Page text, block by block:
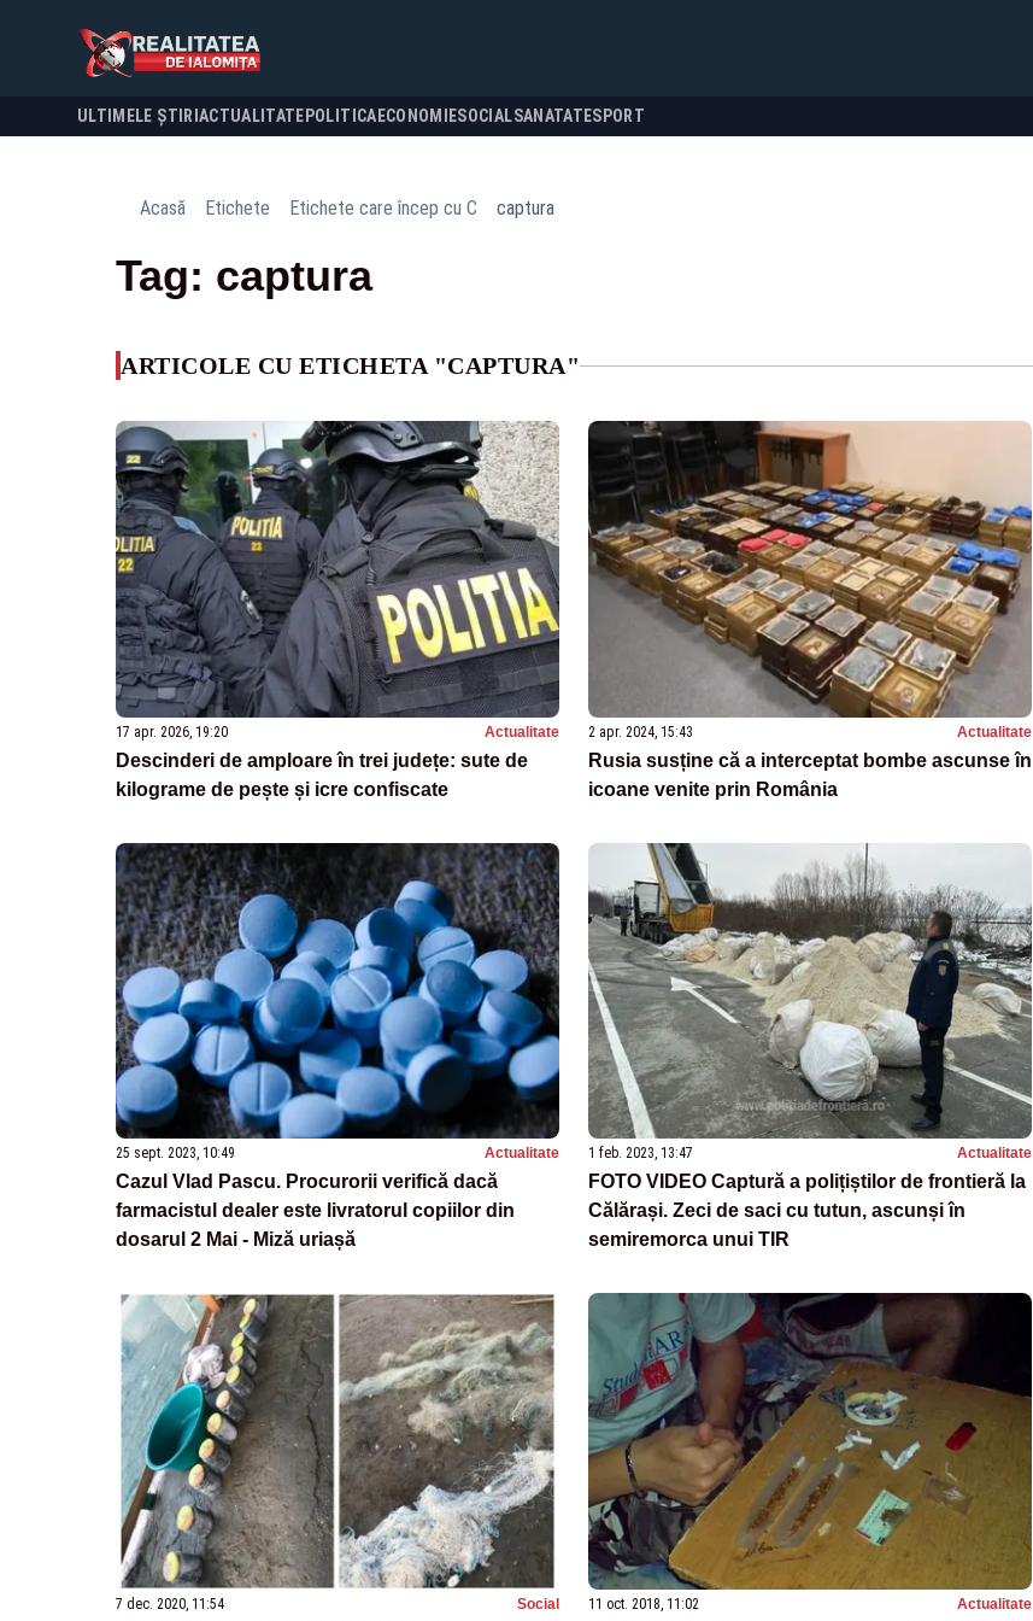
ULTIMELE ȘTIRI ACTUALITATE POLITICA ECONOMIESOCIALSANATATESPORT
Acasă Etichete Etichete care încep cu C captura
Tag: captura
ARTICOLE CU ETICHETA "CAPTURA"
17 apr. 2026, 19:20 Actualitate
Descinderi de amploare în trei județe: sute de
kilograme de pește și icre confiscate
2 apr. 2024, 15:43 Actualitate
Rusia susține că a interceptat bombe ascunse în
icoane venite prin România
25 sept. 2023, 10:49 Actualitate
Cazul Vlad Pascu. Procurorii verifică dacă
farmacistul dealer este livratorul copiilor din
dosarul 2 Mai - Miză uriașă
1 feb. 2023, 13:47 Actualitate
FOTO VIDEO Captură a polițiștilor de frontieră la
Călărași. Zeci de saci cu tutun, ascunși în
semiremorca unui TIR
7 dec. 2020, 11:54 Social 11 oct. 2018, 11:02 Actualitate